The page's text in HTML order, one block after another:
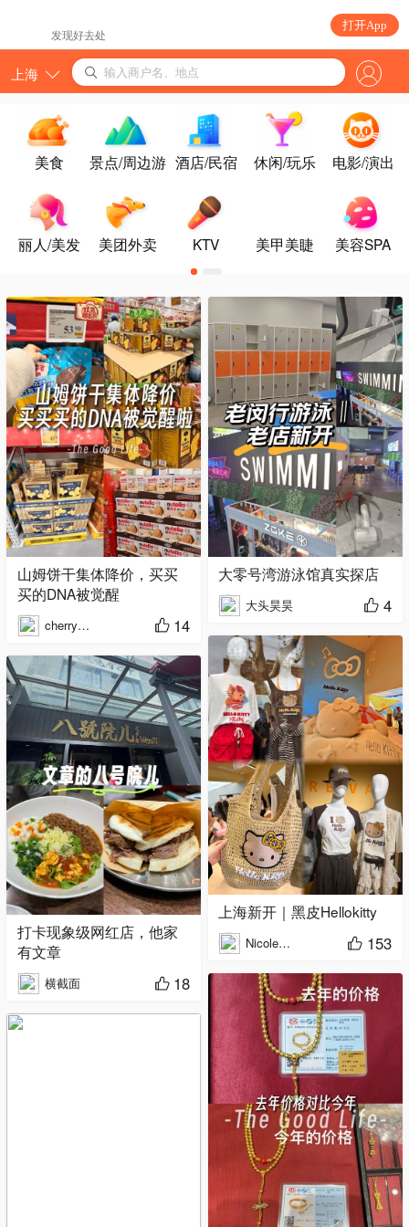
发现好去处
打开App
上海 输入商户名、地点
美食 景点/周边游 酒店/民宿 休闲/玩乐 电影/演出
丽人/美发 美团外卖 KTV 美甲美睫 美容SPA
山姆饼干集体降价，买买
买的DNA被觉醒
cherry不是车厘子 14
打卡现象级网红店，他家
有文章
横截面 18
大零号湾游泳馆真实探店
大头昊昊 4
上海新开｜黑皮Hellokitty
Nicole牛牛有四个WEi 153